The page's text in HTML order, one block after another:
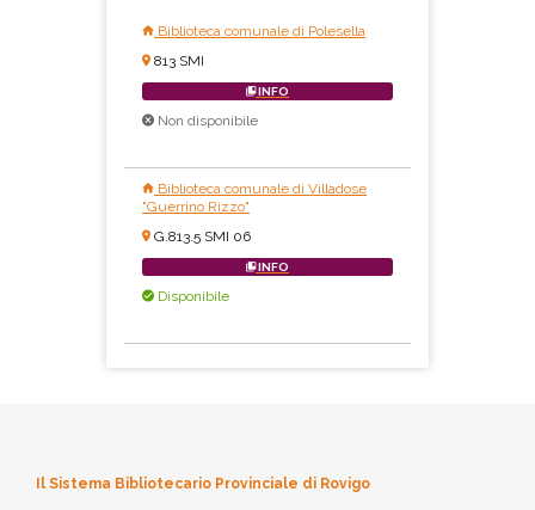
Biblioteca comunale di Polesella
813 SMI
INFO
Non disponibile
Biblioteca comunale di Villadose
"Guerrino Rizzo"
G.813.5 SMI 06
INFO
Disponibile
Il Sistema Bibliotecario Provinciale di Rovigo